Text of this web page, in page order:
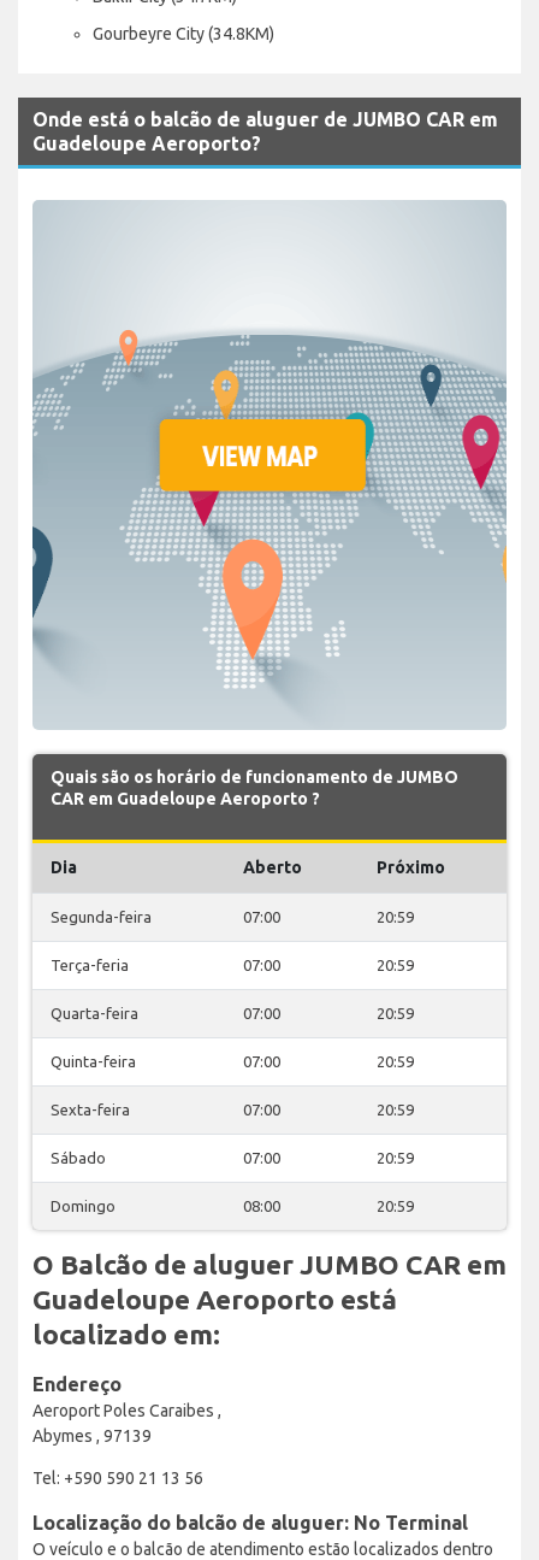
Gourbeyre City (34.8KM)
Onde está o balcão de aluguer de JUMBO CAR em
Guadeloupe Aeroporto?
Quais são os horário de funcionamento de JUMBO
CAR em Guadeloupe Aeroporto ?
Dia Aberto Próximo
Segunda-feira 07:00 20:59
Terça-feria 07:00 20:59
Quarta-feira 07:00 20:59
Quinta-feira 07:00 20:59
Sexta-feira 07:00 20:59
Sábado 07:00 20:59
Domingo 08:00 20:59
O Balcão de aluguer JUMBO CAR em
Guadeloupe Aeroporto está
localizado em:
Endereço
Aeroport Poles Caraibes ,
Abymes , 97139
Tel: +590 590 21 13 56
Localização do balcão de aluguer: No Terminal
O veículo e o balcão de atendimento estão localizados dentro